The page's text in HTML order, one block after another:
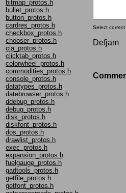
bitmap_protos.h
bullet_protos.h
button_protos.h
cardres_protos.h
checkbox_protos.h
chooser_protos.h
cia_protos.h
clicktab_protos.h
colorwheel_protos.h
commodities_protos.h
console_protos.h
datatypes_protos.h
datebrowser_protos.h
ddebug_protos.h
debug_protos.h
disk_protos.h
diskfont_protos.h
dos_protos.h
drawlist_protos.h
exec_protos.h
expansion_protos.h
fuelgauge_protos.h
gadtools_protos.h
getfile_protos.h
getfont_protos.h
Select correct
Defjam